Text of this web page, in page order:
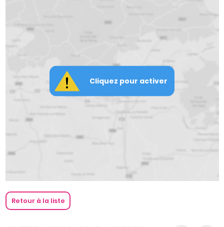
Cliquez pour activer
Retour à la liste